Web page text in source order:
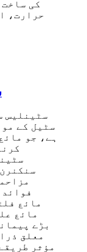
کی
حرارت،
سٹینلیس
سٹیل کے
ہے، جو
مائع
مائع
بڑے
معلق
مؤثر